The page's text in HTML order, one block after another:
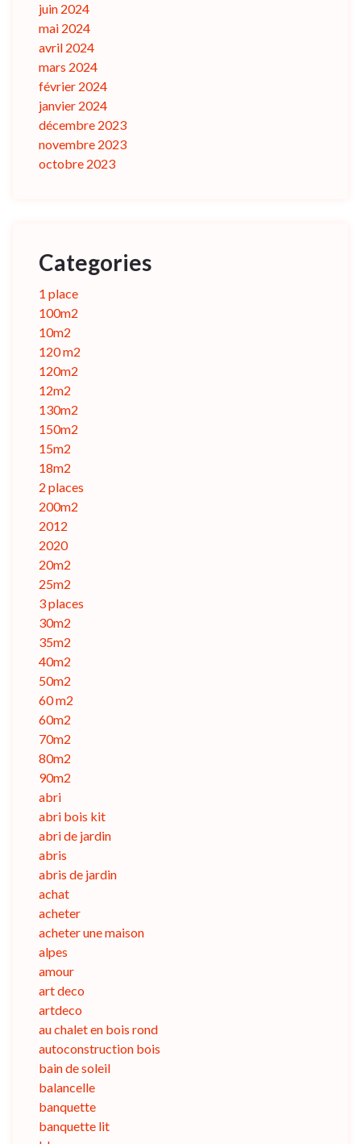
juin 2024
mai 2024
avril 2024
mars 2024
février 2024
janvier 2024
décembre 2023
novembre 2023
octobre 2023
Categories
1 place
100m2
10m2
120 m2
120m2
12m2
130m2
150m2
15m2
18m2
2 places
200m2
2012
2020
20m2
25m2
3 places
30m2
35m2
40m2
50m2
60 m2
60m2
70m2
80m2
90m2
abri
abri bois kit
abri de jardin
abris
abris de jardin
achat
acheter
acheter une maison
alpes
amour
art deco
artdeco
au chalet en bois rond
autoconstruction bois
bain de soleil
balancelle
banquette
banquette lit